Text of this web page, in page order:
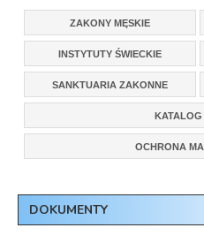
ZAKONY MĘSKIE
INSTYTUTY ŚWIECKIE
SANKTUARIA ZAKONNE
KATALOG
OCHRONA
DOKUMENTY